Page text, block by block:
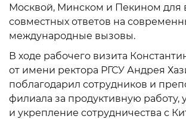
Москвой, Минском и Пекином для
совместных ответов на
международные вызовы.
В ходе рабочего визита
от имени ректора РГСУ Андрея
поблагодарил сотрудников и
филиала за продуктивную работу,
и укрепление сотрудничества с